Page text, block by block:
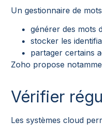
Un gestionnaire de
générer des mots
stocker les
partager certains
Zoho propose
Vérifier
Les systèmes cloud